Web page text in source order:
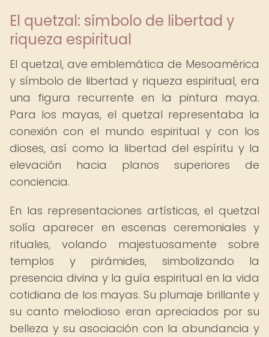
El quetzal: símbolo de libertad y
riqueza espiritual
El quetzal, ave emblemática de Mesoamérica
y símbolo de libertad y riqueza espiritual, era
una figura recurrente en la pintura maya.
Para los mayas, el quetzal representaba la
conexión con el mundo espiritual y con los
dioses, así como la libertad del espíritu y la
elevación hacia planos superiores de
conciencia.
En las representaciones artísticas, el quetzal
solía aparecer en escenas ceremoniales y
rituales, volando majestuosamente sobre
templos y pirámides, simbolizando la
presencia divina y la guía espiritual en la vida
cotidiana de los mayas. Su plumaje brillante y
su canto melodioso eran apreciados por su
belleza y su asociación con la abundancia y